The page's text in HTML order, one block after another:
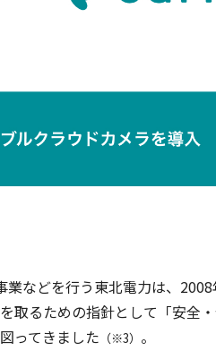
などを行う東北電力は、
取るための指針として「安全
ってきました （※3） 。